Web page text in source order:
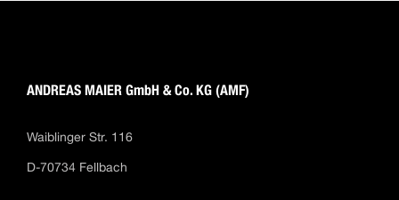
ANDREAS MAIER GmbH & Co. KG (AMF)
Waiblinger Str. 116
D-70734 Fellbach